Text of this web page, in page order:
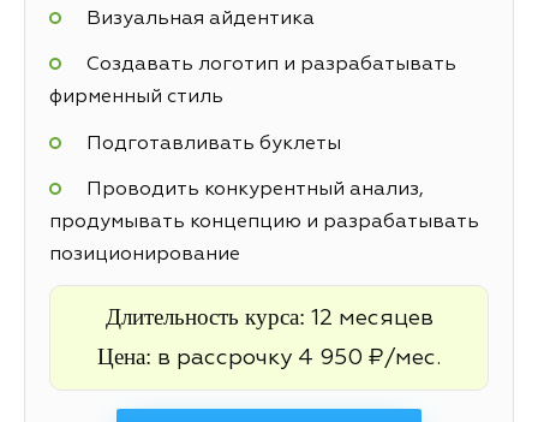
Визуальная айдентика
Создавать логотип и разрабатывать
фирменный стиль
Подготавливать буклеты
Проводить конкурентный анализ,
продумывать концепцию и разрабатывать
позиционирование
Длительность курса: 12 месяцев
Цена: в рассрочку 4 950 ₽/мес.